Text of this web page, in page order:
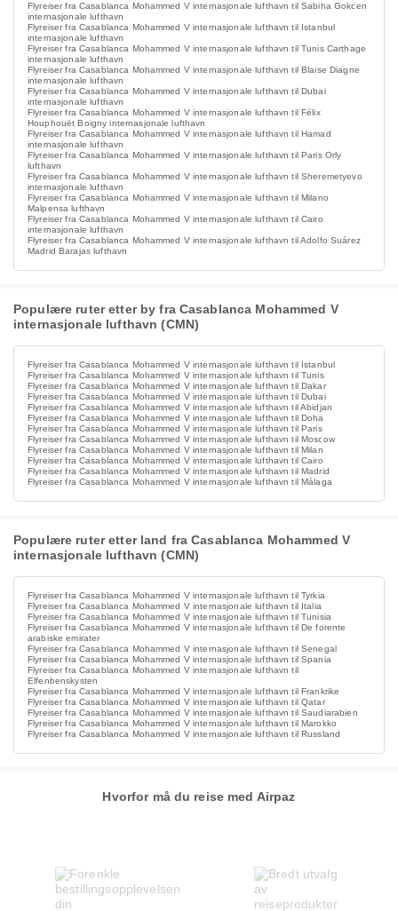
Flyreiser fra Casablanca Mohammed V internasjonale lufthavn til Sabiha Gokcen
internasjonale lufthavn
Flyreiser fra Casablanca Mohammed V internasjonale lufthavn til Istanbul
internasjonale lufthavn
Flyreiser fra Casablanca Mohammed V internasjonale lufthavn til Tunis Carthage
internasjonale lufthavn
Flyreiser fra Casablanca Mohammed V internasjonale lufthavn til Blaise Diagne
internasjonale lufthavn
Flyreiser fra Casablanca Mohammed V internasjonale lufthavn til Dubai
internasjonale lufthavn
Flyreiser fra Casablanca Mohammed V internasjonale lufthavn til Félix
Houphouët Boigny internasjonale lufthavn
Flyreiser fra Casablanca Mohammed V internasjonale lufthavn til Hamad
internasjonale lufthavn
Flyreiser fra Casablanca Mohammed V internasjonale lufthavn til Paris Orly
lufthavn
Flyreiser fra Casablanca Mohammed V internasjonale lufthavn til Sheremetyevo
internasjonale lufthavn
Flyreiser fra Casablanca Mohammed V internasjonale lufthavn til Milano
Malpensa lufthavn
Flyreiser fra Casablanca Mohammed V internasjonale lufthavn til Cairo
internasjonale lufthavn
Flyreiser fra Casablanca Mohammed V internasjonale lufthavn til Adolfo Suárez
Madrid Barajas lufthavn
Populære ruter etter by fra Casablanca Mohammed V
internasjonale lufthavn (CMN)
Flyreiser fra Casablanca Mohammed V internasjonale lufthavn til Istanbul
Flyreiser fra Casablanca Mohammed V internasjonale lufthavn til Tunis
Flyreiser fra Casablanca Mohammed V internasjonale lufthavn til Dakar
Flyreiser fra Casablanca Mohammed V internasjonale lufthavn til Dubai
Flyreiser fra Casablanca Mohammed V internasjonale lufthavn til Abidjan
Flyreiser fra Casablanca Mohammed V internasjonale lufthavn til Doha
Flyreiser fra Casablanca Mohammed V internasjonale lufthavn til Paris
Flyreiser fra Casablanca Mohammed V internasjonale lufthavn til Moscow
Flyreiser fra Casablanca Mohammed V internasjonale lufthavn til Milan
Flyreiser fra Casablanca Mohammed V internasjonale lufthavn til Cairo
Flyreiser fra Casablanca Mohammed V internasjonale lufthavn til Madrid
Flyreiser fra Casablanca Mohammed V internasjonale lufthavn til Málaga
Populære ruter etter land fra Casablanca Mohammed V
internasjonale lufthavn (CMN)
Flyreiser fra Casablanca Mohammed V internasjonale lufthavn til Tyrkia
Flyreiser fra Casablanca Mohammed V internasjonale lufthavn til Italia
Flyreiser fra Casablanca Mohammed V internasjonale lufthavn til Tunisia
Flyreiser fra Casablanca Mohammed V internasjonale lufthavn til De forente
arabiske emirater
Flyreiser fra Casablanca Mohammed V internasjonale lufthavn til Senegal
Flyreiser fra Casablanca Mohammed V internasjonale lufthavn til Spania
Flyreiser fra Casablanca Mohammed V internasjonale lufthavn til
Elfenbenskysten
Flyreiser fra Casablanca Mohammed V internasjonale lufthavn til Frankrike
Flyreiser fra Casablanca Mohammed V internasjonale lufthavn til Qatar
Flyreiser fra Casablanca Mohammed V internasjonale lufthavn til Saudiarabien
Flyreiser fra Casablanca Mohammed V internasjonale lufthavn til Marokko
Flyreiser fra Casablanca Mohammed V internasjonale lufthavn til Russland
Hvorfor må du reise med Airpaz